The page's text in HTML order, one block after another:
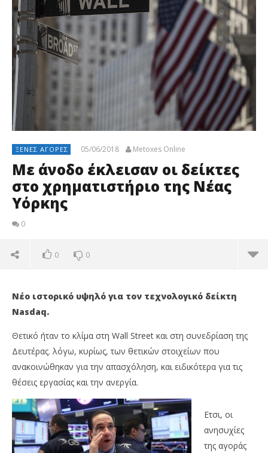
ΞΈΝΕΣ ΑΓΟΡΈΣ 05/06/2018 Metoxes Online
Με άνοδο έκλεισαν οι δείκτες
στο χρηματιστήριο της Νέας
Υόρκης
0
0 0
NOW VIEWING
Νέο ιστορικό υψηλό για τον τεχνολογικό δείκτη
Nasdaq.
Θετικό ήταν το κλίμα στη Wall Street και στη συνεδρίαση της
Δευτέρας. λόγω, κυρίως, των θετικών στοιχείων που
ανακοινώθηκαν για την απασχόληση, και ειδικότερα για τις
θέσεις εργασίας και την ανεργία.
Ετσι, οι
ανησυχίες
της αγοράς